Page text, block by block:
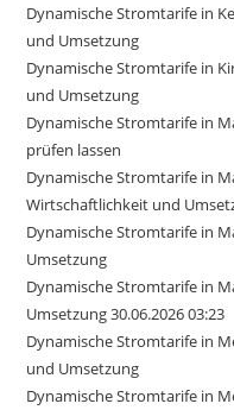
Dynamische Stromtarife in
und Umsetzung
Dynamische Stromtarife in
und Umsetzung
Dynamische Stromtarife in
prüfen lassen
Dynamische Stromtarife in
Wirtschaftlichkeit und
Dynamische Stromtarife in
Umsetzung
Dynamische Stromtarife in
Umsetzung 30.06.2026 03:23
Dynamische Stromtarife in
und Umsetzung
Dynamische Stromtarife in